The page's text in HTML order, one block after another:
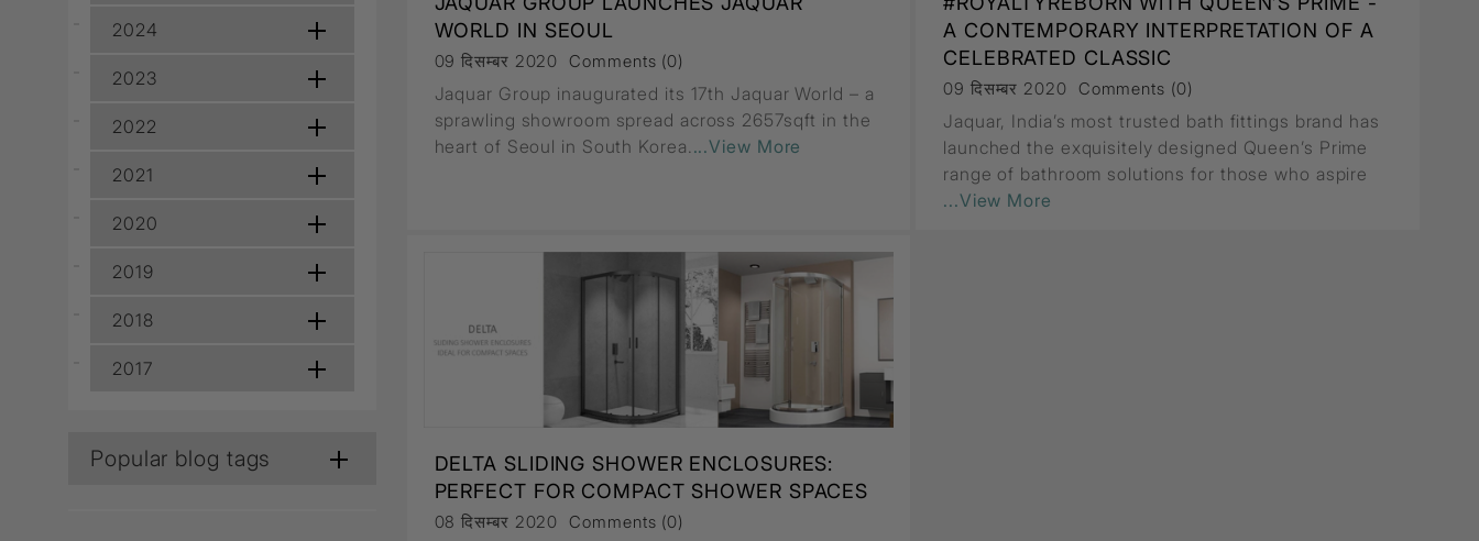
LED Driver LED Strip Light
2024
2023
2022
2021
2020
2019
2018
2017
Popular blog tags
WORLD IN SEOUL
09 दिसम्बर 2020 Comments (0)
Jaquar Group inaugurated its 17th Jaquar World – a
sprawling showroom spread across 2657sqft in the
heart of Seoul in South Korea....View More
A CONTEMPORARY INTERPRETATION OF A
CELEBRATED CLASSIC
09 दिसम्बर 2020 Comments (0)
Jaquar, India’s most trusted bath fittings brand has
launched the exquisitely designed Queen’s Prime
range of bathroom solutions for those who aspire
...View More
DELTA SLIDING SHOWER ENCLOSURES:
PERFECT FOR COMPACT SHOWER SPACES
08 दिसम्बर 2020 Comments (0)